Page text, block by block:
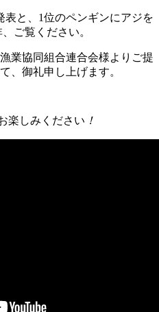
と、1位のペンギンにアジを
ご覧ください。
業協同組合連合会様よりご提
、御礼申し上げます。
楽しみください ！